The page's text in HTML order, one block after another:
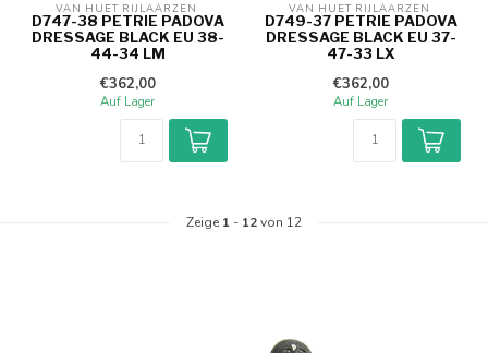
VAN HUET RIJLAARZEN
D747-38 PETRIE PADOVA
DRESSAGE BLACK EU 38-
44-34 LM
€362,00
Auf Lager
VAN HUET RIJLAARZEN
D749-37 PETRIE PADOVA
DRESSAGE BLACK EU 37-
47-33 LX
€362,00
Auf Lager
Zeige 1 - 12von 12